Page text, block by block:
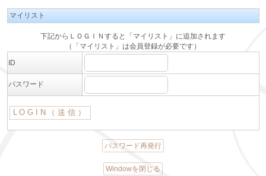
マイリスト
下記からＬＯＧＩＮすると「マイリスト」に追加されます
（「マイリスト」は会員登録が必要です）
ID
パスワード
パスワード再発行
Windowを閉じる